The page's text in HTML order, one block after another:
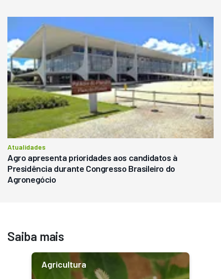
Atualidades
Agro apresenta prioridades aos candidatos à
Presidência durante Congresso Brasileiro do
Agronegócio
Saiba mais
Agricultura